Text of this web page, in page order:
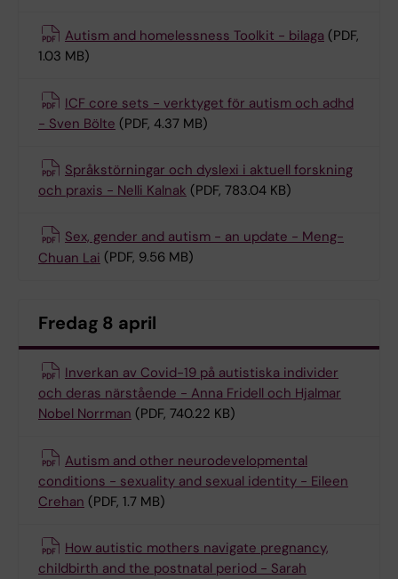
Autism and homelessness Toolkit - bilaga (PDF,
1.03 MB)
ICF core sets - verktyget för autism och adhd
- Sven Bölte (PDF, 4.37 MB)
Språkstörningar och dyslexi i aktuell forskning
och praxis - Nelli Kalnak (PDF, 783.04 KB)
Sex, gender and autism - an update - Meng-
Chuan Lai (PDF, 9.56 MB)
Fredag 8 april
Inverkan av Covid-19 på autistiska individer
och deras närstående - Anna Fridell och Hjalmar
Nobel Norrman (PDF, 740.22 KB)
Autism and other neurodevelopmental
conditions - sexuality and sexual identity - Eileen
Crehan (PDF, 1.7 MB)
How autistic mothers navigate pregnancy,
childbirth and the postnatal period - Sarah